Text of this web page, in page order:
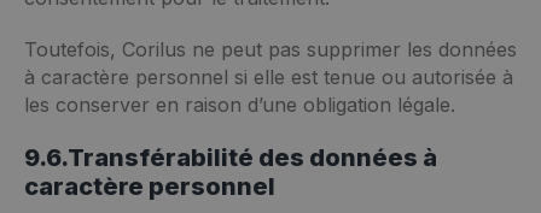
Toutefois, Corilus ne peut pas supprimer les données
à caractère personnel si elle est tenue ou autorisée à
les conserver en raison d’une obligation légale.
9.6.Transférabilité des données à
caractère personnel